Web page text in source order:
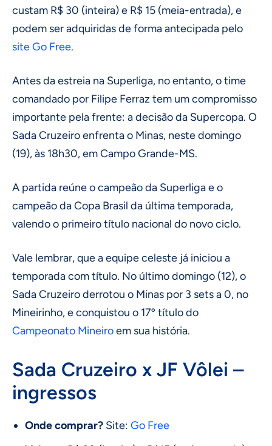
custam R$ 30 (inteira) e R$ 15 (meia-entrada), e
podem ser adquiridas de forma antecipada pelo
site Go Free.
Antes da estreia na Superliga, no entanto, o time
comandado por Filipe Ferraz tem um compromisso
importante pela frente: a decisão da Supercopa. O
Sada Cruzeiro enfrenta o Minas, neste domingo
(19), às 18h30, em Campo Grande-MS.
A partida reúne o campeão da Superliga e o
campeão da Copa Brasil da última temporada,
valendo o primeiro título nacional do novo ciclo.
Vale lembrar, que a equipe celeste já iniciou a
temporada com título. No último domingo (12), o
Sada Cruzeiro derrotou o Minas por 3 sets a 0, no
Mineirinho, e conquistou o 17º título do
Campeonato Mineiroem sua história.
Sada Cruzeiro x JF Vôlei –
ingressos
Onde comprar? Site: Go Free